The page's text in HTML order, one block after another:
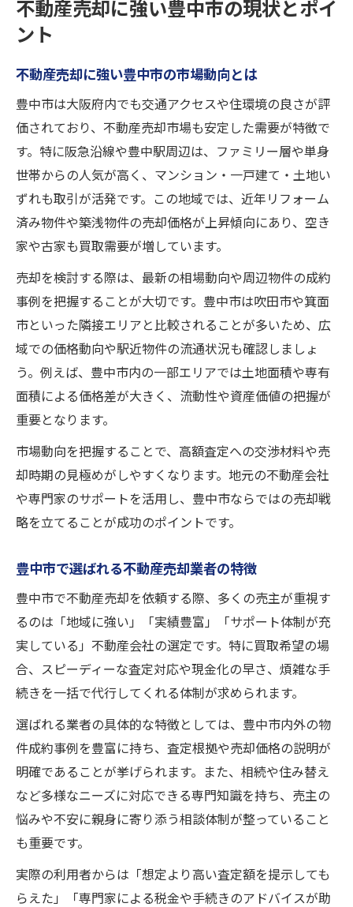
不動産売却に強い豊中市の現状とポイ
ント
不動産売却に強い豊中市の市場動向とは
豊中市は大阪府内でも交通アクセスや住環境の良さが評
価されており、不動産売却市場も安定した需要が特徴で
す。特に阪急沿線や豊中駅周辺は、ファミリー層や単身
世帯からの人気が高く、マンション・一戸建て・土地い
ずれも取引が活発です。この地域では、近年リフォーム
済み物件や築浅物件の売却価格が上昇傾向にあり、空き
家や古家も買取需要が増しています。
売却を検討する際は、最新の相場動向や周辺物件の成約
事例を把握することが大切です。豊中市は吹田市や箕面
市といった隣接エリアと比較されることが多いため、広
域での価格動向や駅近物件の流通状況も確認しましょ
う。例えば、豊中市内の一部エリアでは土地面積や専有
面積による価格差が大きく、流動性や資産価値の把握が
重要となります。
市場動向を把握することで、高額査定への交渉材料や売
却時期の見極めがしやすくなります。地元の不動産会社
や専門家のサポートを活用し、豊中市ならではの売却戦
略を立てることが成功のポイントです。
豊中市で選ばれる不動産売却業者の特徴
豊中市で不動産売却を依頼する際、多くの売主が重視す
るのは「地域に強い」「実績豊富」「サポート体制が充
実している」不動産会社の選定です。特に買取希望の場
合、スピーディーな査定対応や現金化の早さ、煩雑な手
続きを一括で代行してくれる体制が求められます。
選ばれる業者の具体的な特徴としては、豊中市内外の物
件成約事例を豊富に持ち、査定根拠や売却価格の説明が
明確であることが挙げられます。また、相続や住み替え
など多様なニーズに対応できる専門知識を持ち、売主の
悩みや不安に親身に寄り添う相談体制が整っていること
も重要です。
実際の利用者からは「想定より高い査定額を提示しても
らえた」「専門家による税金や手続きのアドバイスが助